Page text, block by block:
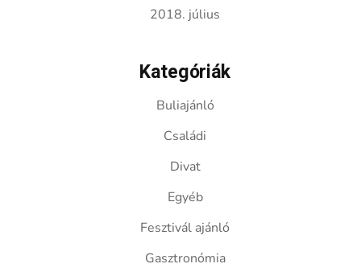
2018. július
Kategóriák
Buliajánló
Családi
Divat
Egyéb
Fesztivál ajánló
Gasztronómia